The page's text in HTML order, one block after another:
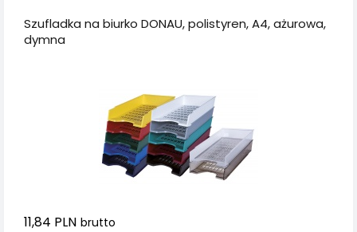
Szufladka na biurko DONAU, polistyren, A4, ażurowa,
dymna
11,84 PLN brutto